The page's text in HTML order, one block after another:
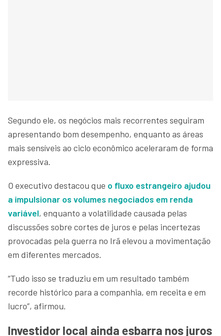
Segundo ele, os negócios mais recorrentes seguiram
apresentando bom desempenho, enquanto as áreas
mais sensíveis ao ciclo econômico aceleraram de forma
expressiva.
O executivo destacou que o fluxo estrangeiro ajudou
a impulsionar os volumes negociados em renda
variável, enquanto a volatilidade causada pelas
discussões sobre cortes de juros e pelas incertezas
provocadas pela guerra no Irã elevou a movimentação
em diferentes mercados.
“Tudo isso se traduziu em um resultado também
recorde histórico para a companhia, em receita e em
lucro”, afirmou.
Investidor local ainda esbarra nos juros